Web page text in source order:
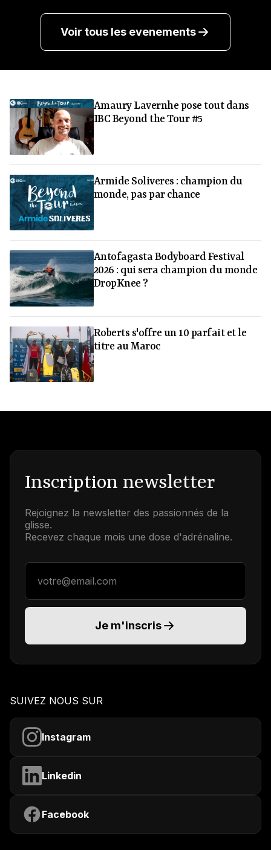
Voir tous les evenements
Amaury Lavernhe pose tout dans
IBC Beyond the Tour #5
Armide Soliveres : champion du
monde, pas par chance
Antofagasta Bodyboard Festival
2026 : qui sera champion du monde
DropKnee ?
Roberts s'offre un 10 parfait et le
titre au Maroc
Inscription newsletter
Rejoignez la newsletter des passionnés de la
glisse.
Recevez chaque mois une dose d'adrénaline.
Adresse email
Je m'inscris
SUIVEZ NOUS SUR
Instagram
Linkedin
Facebook